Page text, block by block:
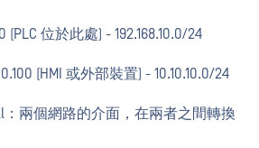
(PLC 位於此處) - 192.168.10.0/24
(HMI 或外部裝置) - 10.10.10.0/24
：兩個網路的介面，在兩者之間轉換